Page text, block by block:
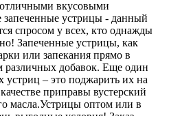
вкусовыми
запеченные устрицы - данный
спросом у всех, кто однажды
Запеченные устрицы, как
или запекания прямо в
различных добавок. Еще один
устриц – это поджарить их на
приправы вустерский
масла.Устрицы оптом или в